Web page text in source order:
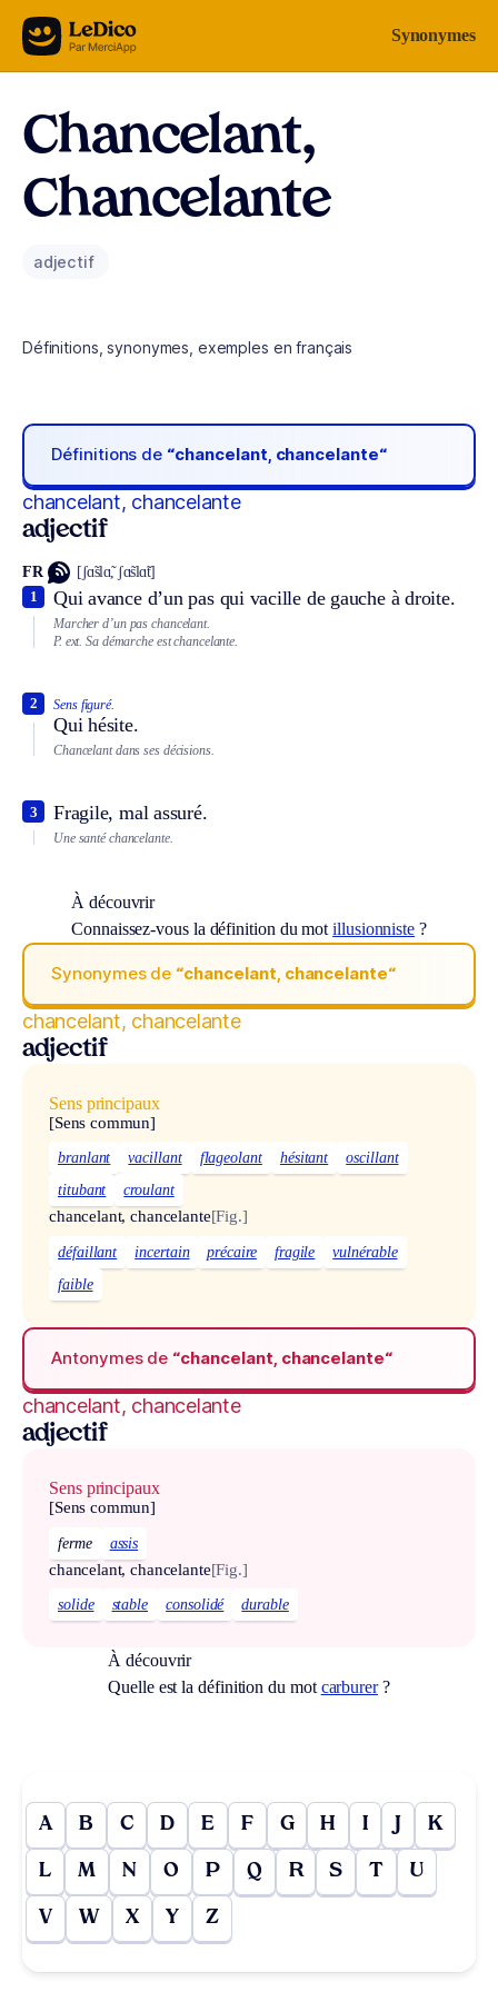
Aller au contenu Synonymes
Chancelant,
Chancelante
adjectif
Définitions, synonymes, exemples en français
Définitions de “chancelant, chancelante“
chancelant, chancelante
adjectif
FR [ʃɑ̃slɑ̃, ʃɑ̃slɑ̃t]
Qui avance d’un pas qui vacille de gauche à droite.
1
Marcher d’un pas chancelant.
P. ext. Sa démarche est chancelante.
Sens figuré.
Qui hésite.
2
Chancelant dans ses décisions.
Fragile, mal assuré.
3
Une santé chancelante.
À découvrir
Connaissez-vous la définition du motillusionniste ?
Synonymes de “chancelant, chancelante“
chancelant, chancelante
adjectif
Sens principaux
[Sens commun]
branlant vacillant flageolant hésitant
oscillant
titubant
croulant
chancelant, chancelante[Fig.]
défaillant incertain précaire fragile
vulnérable
faible
Antonymes de “chancelant, chancelante“
chancelant, chancelante
adjectif
Sens principaux
[Sens commun]
ferme assis
chancelant, chancelante[Fig.]
solide stable consolidé durable
À découvrir
Quelle est la définition du mot carburer?
A B C D E F G H I J K
L M N O P Q R S T U
V W X Y Z